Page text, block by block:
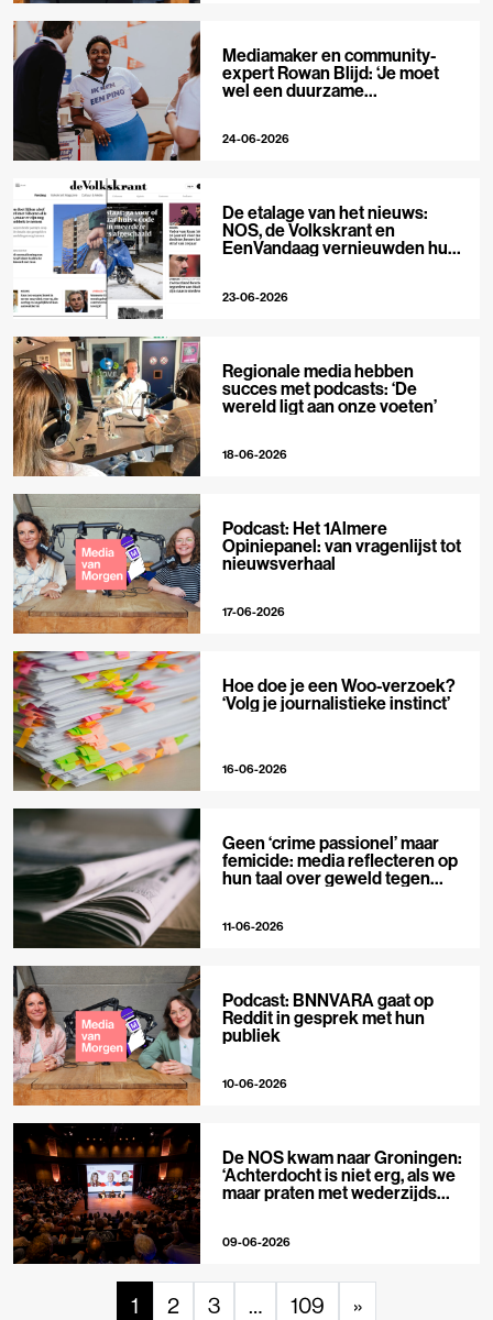
Mediamaker en community-
expert Rowan Blijd: ‘Je moet
wel een duurzame
24-06-2026
De etalage van het nieuws:
NOS, de Volkskrant en
EenVandaag vernieuwden hun
23-06-2026
Regionale media hebben
succes met podcasts: ‘De
wereld ligt aan onze voeten’
18-06-2026
Podcast: Het 1Almere
Opiniepanel: van vragenlijst tot
nieuwsverhaal
17-06-2026
Hoe doe je een Woo-verzoek?
‘Volg je journalistieke instinct’
16-06-2026
Geen ‘crime passionel’ maar
femicide: media reflecteren op
hun taal over geweld tegen
11-06-2026
Podcast: BNNVARA gaat op
Reddit in gesprek met hun
publiek
10-06-2026
De NOS kwam naar Groningen:
‘Achterdocht is niet erg, als we
maar praten met wederzijds
09-06-2026
1 2 3 … 109 »